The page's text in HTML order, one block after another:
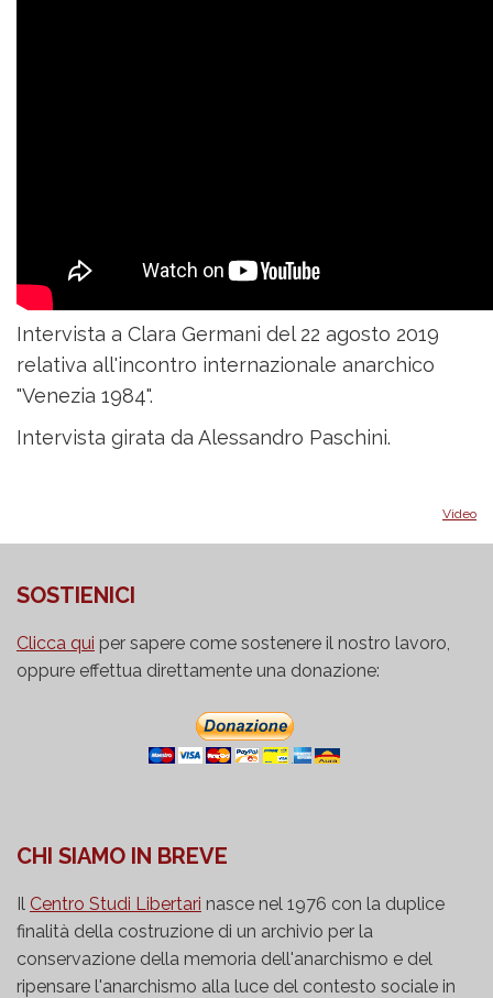
Intervista a Clara Germani del 22 agosto 2019
relativa all'incontro internazionale anarchico
"Venezia 1984".
Intervista girata da Alessandro Paschini.
Video
SOSTIENICI
Clicca qui per sapere come sostenere il nostro lavoro,
oppure effettua direttamente una donazione:
CHI SIAMO IN BREVE
Il Centro Studi Libertari nasce nel 1976 con la duplice
finalità della costruzione di un archivio per la
conservazione della memoria dell'anarchismo e del
ripensare l'anarchismo alla luce del contesto sociale in